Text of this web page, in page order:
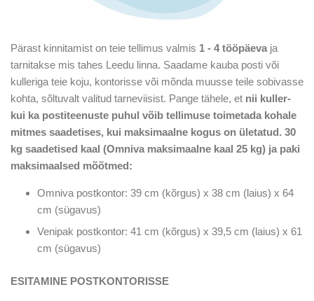
Pärast kinnitamist on teie tellimus valmis 1 - 4 tööpäeva ja
tarnitakse mis tahes Leedu linna. Saadame kauba posti või
kulleriga teie koju, kontorisse või mõnda muusse teile sobivasse
kohta, sõltuvalt valitud tarneviisist. Pange tähele, et nii kuller-
kui ka postiteenuste puhul võib tellimuse toimetada kohale
mitmes saadetises, kui maksimaalne kogus on ületatud. 30
kg saadetised kaal (Omniva maksimaalne kaal 25 kg) ja paki
maksimaalsed mõõtmed:
Omniva postkontor: 39 cm (kõrgus) x 38 cm (laius) x 64
cm (sügavus)
Venipak postkontor: 41 cm (kõrgus) x 39,5 cm (laius) x 61
cm (sügavus)
ESITAMINE POSTKONTORISSE